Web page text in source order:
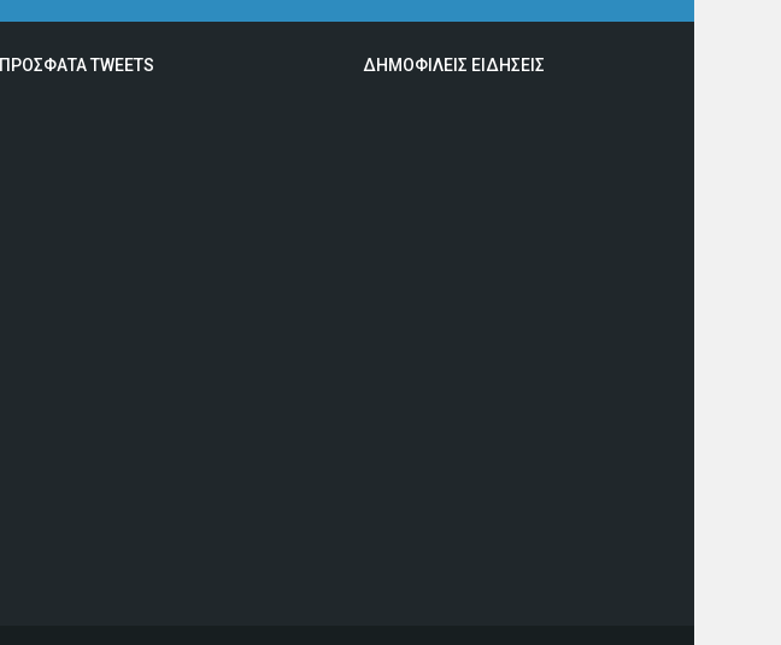
ΠΡΟΣΦΑΤΑ TWEETS ΔΗΜΟΦΙΛΕΙΣ ΕΙΔΗΣΕΙΣ